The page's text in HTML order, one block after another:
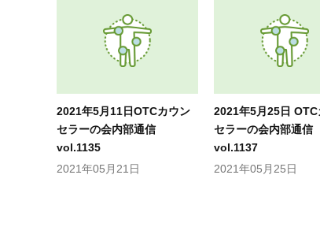
2021年5月11日OTCカウン
セラーの会内部通信
vol.1135
2021年05月21日
2021年5月25日 OTC
セラーの会内部通信
vol.1137
2021年05月25日